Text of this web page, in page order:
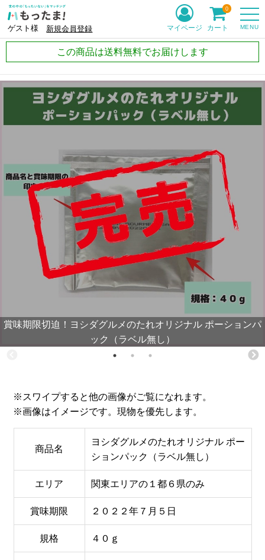
ゲスト様 新規会員登録 MENU
マイページ カート
0
この商品は送料無料でお届けします
賞味期限切迫！ヨシダグルメのたれオリジナル ポーションパ
ック（ラベル無し）
※スワイプすると他の画像がご覧になれます。
※画像はイメージです。現物を優先します。
商品名
ヨシダグルメのたれオリジナル ポー
ションパック（ラベル無し）
エリア 関東エリアの１都６県のみ
賞味期限 ２０２２年７月５日
規格 ４０ｇ